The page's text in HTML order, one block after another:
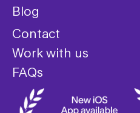
Blog
Contact
Work with us
FAQs